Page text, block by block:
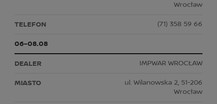
Wrocław
(71) 358 59 66
06–08.08
IMPWAR WROCŁAW
ul. Wilanowska 2, 51-206
Wrocław